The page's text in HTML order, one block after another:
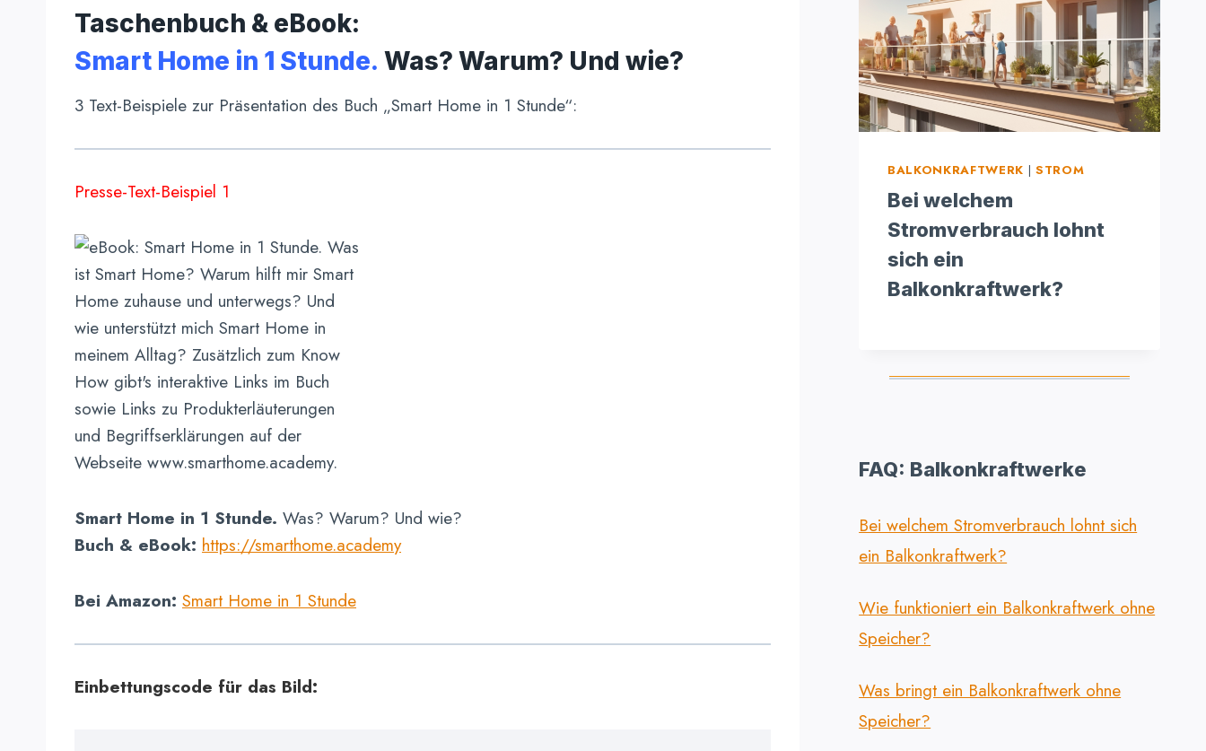
Taschenbuch & eBook:
Smart Home in 1 Stunde. Was? Warum? Und wie?
3 Text-Beispiele zur Präsentation des Buch „Smart Home in 1 Stunde“:
Presse-Text-Beispiel 1
Smart Home in 1 Stunde. Was? Warum? Und wie?
Buch & eBook: https://smarthome.academy
Bei Amazon: Smart Home in 1 Stunde
Einbettungscode für das Bild:
BALKONKRAFTWERK |STROM
Bei welchem
Stromverbrauch lohnt
sich ein
Balkonkraftwerk?
FAQ: Balkonkraftwerke
Bei welchem Stromverbrauch lohnt sich
ein Balkonkraftwerk?
Wie funktioniert ein Balkonkraftwerk ohne
Speicher?
Was bringt ein Balkonkraftwerk ohne
Speicher?